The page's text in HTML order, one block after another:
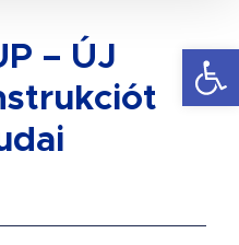
– ÚJ